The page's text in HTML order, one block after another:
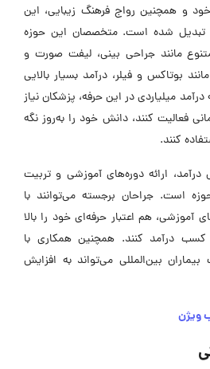
خود و همچنین رواج فرهنگ زیبایی، این
شده است. متخصصان این حوزه
مانند جراحی بینی، لیفت صورت و
بوتاکس و فیلر، درآمد بسیار بالایی
میلیاردی در این حرفه، پزشکان نیاز
فعالیت کنند، دانش خود را به‌روز نگه
کنند.
درآمد، ارائه دوره‌های آموزشی و تربیت
است. جراحان برجسته می‌توانند با
آموزشی، هم اعتبار حرفه‌ای خود را بالا
درآمد کنند. همچنین همکاری با
بین‌المللی می‌تواند به افزایش
ویژن